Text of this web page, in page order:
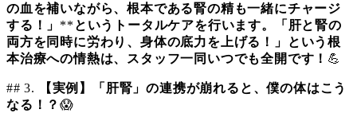
の血を補いながら、根本である腎の精も一緒にチャージ
する！」 ** というトータルケアを行います。「肝と腎の
両方を同時に労わり、身体の底力を上げる！」という根
本治療への情熱は、スタッフ一同いつでも全開です！ 💪
## 3.
【実例】「肝腎」の連携が崩れると、僕の体はこう
なる！？😱